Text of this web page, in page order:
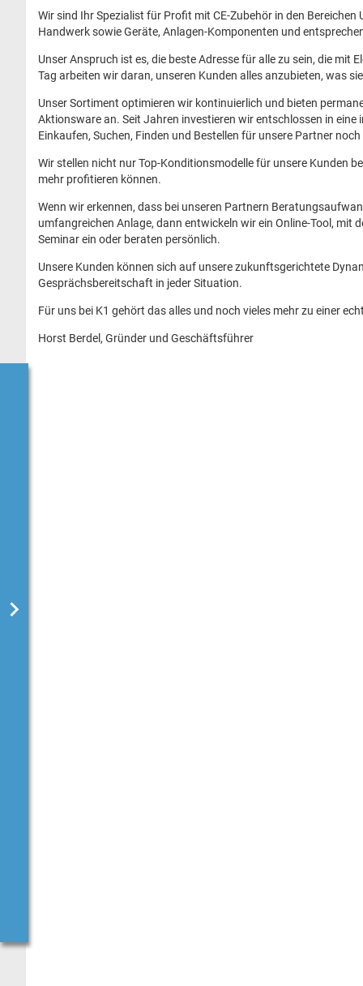
Wir sind Ihr Spezialist für Profit mit CE-Zubehör in den
Handwerk sowie Geräte, Anlagen-Komponenten und
Unser Anspruch ist es, die beste Adresse für alle zu sein, die mit
Tag arbeiten wir daran, unseren Kunden alles anzubieten, was
Unser Sortiment optimieren wir kontinuierlich und bieten
Aktionsware an. Seit Jahren investieren wir entschlossen in eine
Einkaufen, Suchen, Finden und Bestellen für unsere Partner
Wir stellen nicht nur Top-Konditionsmodelle für unsere Kunden
mehr profitieren können.
Wenn wir erkennen, dass bei unseren Partnern
umfangreichen Anlage, dann entwickeln wir ein Online-Tool, mit
Seminar ein oder beraten persönlich.
Unsere Kunden können sich auf unsere zukunftsgerichtete
Gesprächsbereitschaft in jeder Situation.
Für uns bei K1 gehört das alles und noch vieles mehr zu einer
Horst Berdel, Gründer und Geschäftsführer
